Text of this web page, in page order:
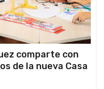
comparte con
de la nueva Casa
en Caracas